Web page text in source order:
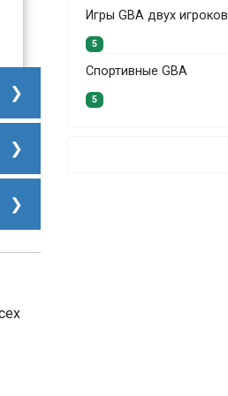
Игры GBA двух игроков
5
Спортивные GBA
5